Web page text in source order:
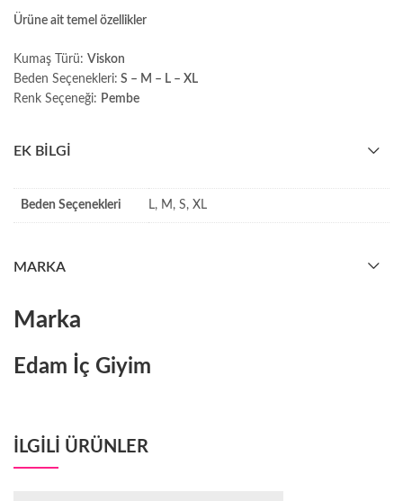
Ürüne ait temel özellikler
Kumaş Türü: Viskon
Beden Seçenekleri: S – M – L – XL
Renk Seçeneği: Pembe
EK BILGI
Beden Seçenekleri L, M, S, XL
MARKA
Marka
Edam İç Giyim
ILGILI ÜRÜNLER